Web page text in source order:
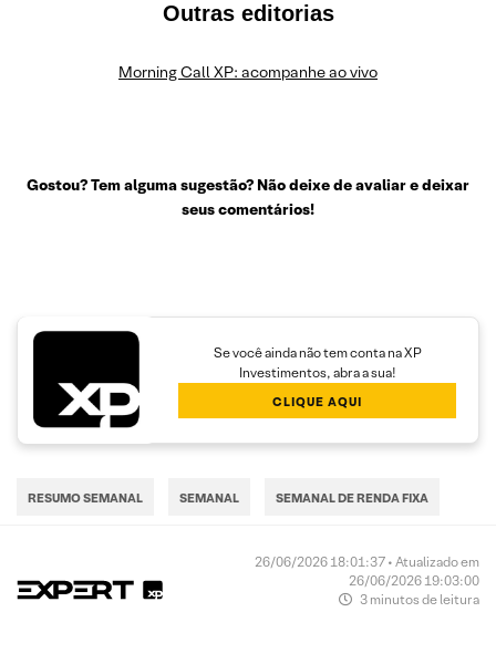
Outras editorias
Morning Call XP: acompanhe ao vivo
Gostou? Tem alguma sugestão? Não deixe de avaliar e deixar
seus comentários!
Se você ainda não tem conta na XP
Investimentos, abra a sua!
CLIQUE AQUI
RESUMO SEMANAL SEMANAL SEMANAL DE RENDA FIXA
26/06/2026 18:01:37 • Atualizado em
26/06/2026 19:03:00
3 minutos de leitura